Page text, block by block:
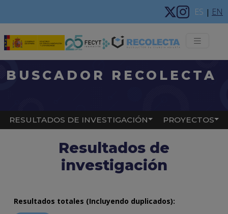
ES | EN
BUSCADOR RECOLECTA
Main navigation
RESULTADOS DE INVESTIGACIÓN PROYECTOS
Resultados de
investigación
Resultados totales (Incluyendo duplicados):